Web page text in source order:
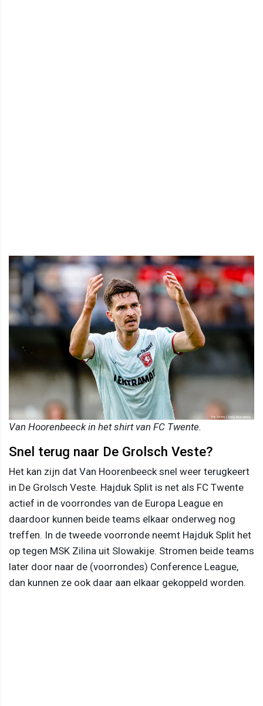
Van Hoorenbeeck in het shirt van FC Twente.
Snel terug naar De Grolsch Veste?
Het kan zijn dat Van Hoorenbeeck snel weer terugkeert
in De Grolsch Veste. Hajduk Split is net als FC Twente
actief in de voorrondes van de Europa League en
daardoor kunnen beide teams elkaar onderweg nog
treffen. In de tweede voorronde neemt Hajduk Split het
op tegen MSK Zilina uit Slowakije. Stromen beide teams
later door naar de (voorrondes) Conference League,
dan kunnen ze ook daar aan elkaar gekoppeld worden.